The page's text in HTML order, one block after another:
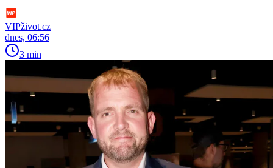
VIPživot.cz
dnes, 06:56
3 min